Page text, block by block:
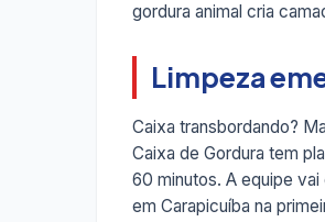
gordura animal cria
Limpeza
Caixa transbordando?
Caixa de Gordura tem
60 minutos. A equipe
em Carapicuíba na